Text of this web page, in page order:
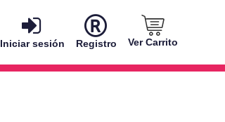
Iniciar sesión Registro Ver Carrito